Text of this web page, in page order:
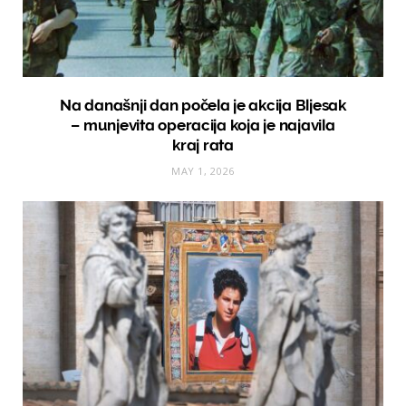
Na današnji dan počela je akcija Bljesak
– munjevita operacija koja je najavila
kraj rata
MAY 1, 2026